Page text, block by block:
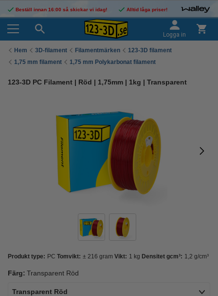
Beställ innan 16:00 så skickar vi idag! Alltid låga priser!
Logga in
Hem 3D-filament Filamentmärken
123-3D filament
1,75 mm filament
1,75 mm Polykarbonat filament
123-3D PC Filament | Röd | 1,75mm | 1kg | Transparent
Produkt type: PC Tomvikt: ± 216 gram Vikt: 1 kg Densitet gcm³: 1,2 g/cm³
Färg: Transparent Röd
Transparent Röd